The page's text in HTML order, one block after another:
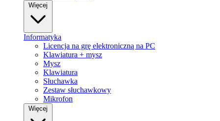
Informatyka
Licencja na grę elektroniczną na PC
Klawiatura + mysz
Mysz
Klawiatura
Słuchawka
Zestaw słuchawkowy
Mikrofon